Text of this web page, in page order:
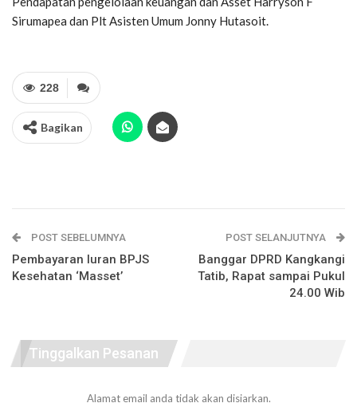
Sirumapea dan Plt Asisten Umum Jonny Hutasoit.
228
Bagikan
POST SEBELUMNYA
Pembayaran Iuran BPJS
Kesehatan ‘Masset’
POST SELANJUTNYA
Banggar DPRD Kangkangi
Tatib, Rapat sampai Pukul
24.00 Wib
Tinggalkan Pesanan
Alamat email anda tidak akan disiarkan.